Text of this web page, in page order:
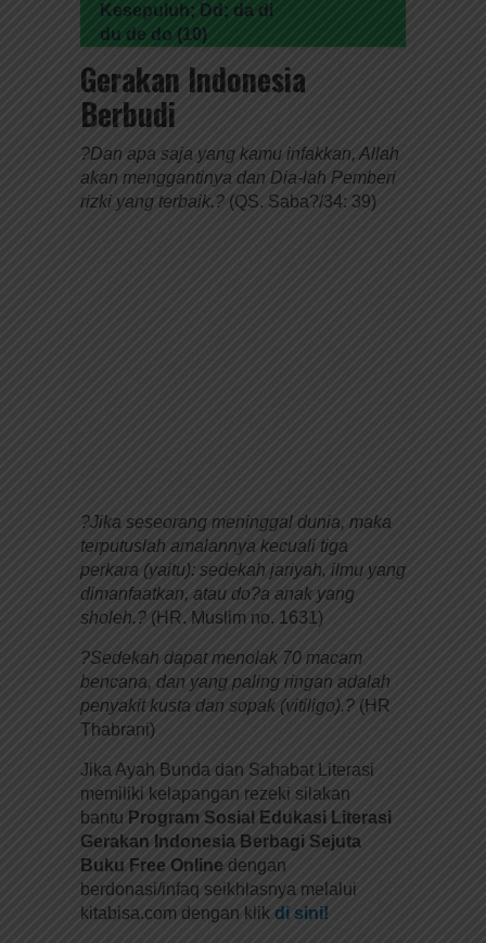
Kesepuluh; Dd; da di
du de do (10)
Gerakan Indonesia
Berbudi
?Dan apa saja yang kamu infakkan, Allah
akan menggantinya dan Dia-lah Pemberi
rizki yang terbaik.? (QS. Saba?/34: 39)
?Jika seseorang meninggal dunia, maka
terputuslah amalannya kecuali tiga
perkara (yaitu): sedekah jariyah, ilmu yang
dimanfaatkan, atau do?a anak yang
sholeh.? (HR. Muslim no. 1631)
?Sedekah dapat menolak 70 macam
bencana, dan yang paling ringan adalah
penyakit kusta dan sopak (vitiligo).? (HR
Thabrani)
Jika Ayah Bunda dan Sahabat Literasi
memiliki kelapangan rezeki silakan
bantu Program Sosial Edukasi Literasi
Gerakan Indonesia Berbagi Sejuta
Buku Free Online dengan
berdonasi/infaq seikhlasnya melalui
kitabisa.com dengan klik di sini!